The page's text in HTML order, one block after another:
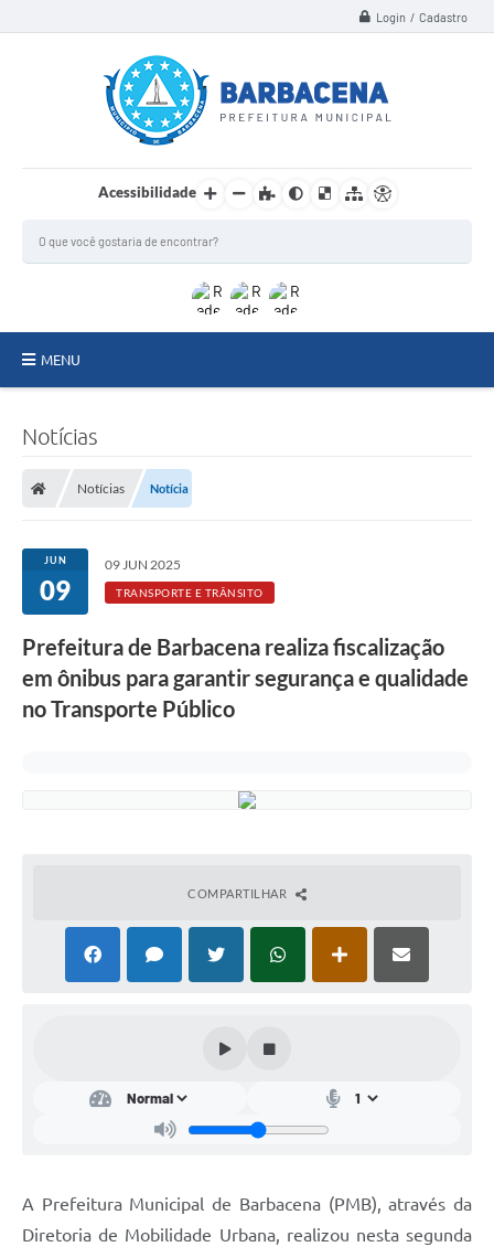
Login / Cadastro
Acessibilidade
MENU
Meio Ambiente
Ouvidoria
Serviços
Visite Barbacena
PPA - PLANO PLURIANUAL 2026/2029
PCA (Planos de Contratações Anuais)
PNAB 2026 - Ciclo 2
Plano Diretor e Mobilidade Urbana
Notícias
Notícias Notícia
JUN
09
09 JUN 2025
TRANSPORTE E TRÂNSITO
Prefeitura de Barbacena realiza fiscalização
em ônibus para garantir segurança e qualidade
no Transporte Público
COMPARTILHAR
A Prefeitura Municipal de Barbacena (PMB), através da
Diretoria de Mobilidade Urbana, realizou nesta segunda